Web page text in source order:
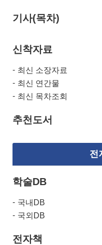
기사(목차)
신착자료
최신 소장자료
최신 연간물
최신 목차조회
추천도서
전
학술DB
국내DB
국외DB
전자책